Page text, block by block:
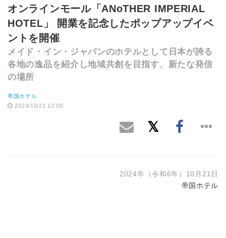
オンラインモール「ANoTHER IMPERIAL
HOTEL」 開業を記念したポップアップイベ
ントを開催
メイド・イン・ジャパンのホテルとして日本が誇る
各地の逸品を紹介し地域共創を目指す、新たな発信
の場所
帝国ホテル
2024/10/21 12:00
2024年（令和6年）10月21日
帝国ホテル